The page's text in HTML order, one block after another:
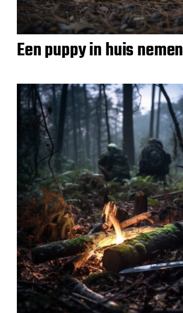
Een puppy in huis nemen